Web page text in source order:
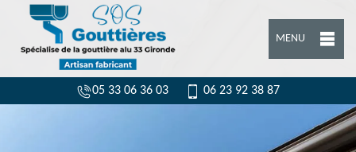
MENU
05 33 06 36 03 06 23 92 38 87